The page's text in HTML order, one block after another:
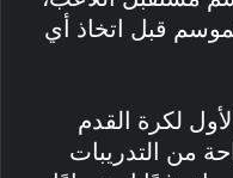
قبل اتخاذ أي
لكرة القدم
من التدريبات